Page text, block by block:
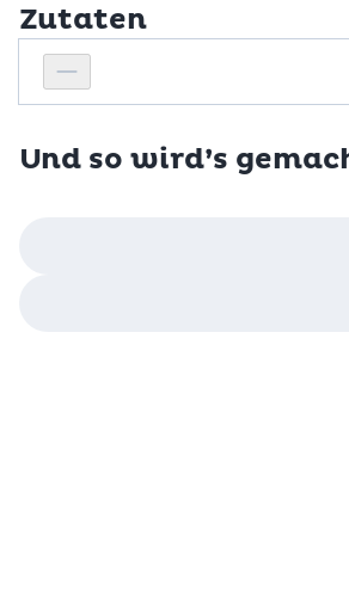
Zutaten
Personenanzahl verringern
Personenanzahl
Und so wird’s